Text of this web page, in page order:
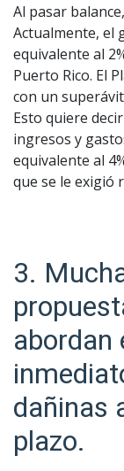
Al pasar
Actualmente, el
equivalente al
Puerto Rico. El
con un
Esto quiere
ingresos y
equivalente al
que se le exigió
3.
abordan
dañinas
plazo.